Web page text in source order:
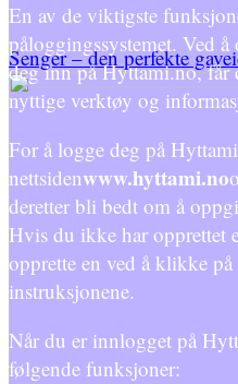
Senger – den perfekte
En av de viktigste
påloggingssystemet. Ved
deg inn på Hyttami.no,
nyttige verktøy og
For å logge deg på
nettsidenwww.hyttami.no
deretter bli bedt om å
Hvis du ikke har opprettet
opprette en ved å klikke
instruksjonene.
Når du er innlogget på
følgende funksjoner: